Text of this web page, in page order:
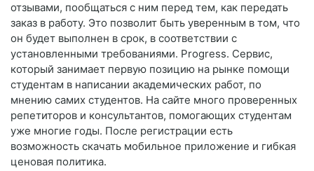
отзывами, пообщаться с ним перед тем, как передать
заказ в работу. Это позволит быть уверенным в том, что
он будет выполнен в срок, в соответствии с
установленными требованиями. Progress. Сервис,
который занимает первую позицию на рынке помощи
студентам в написании академических работ, по
мнению самих студентов. На сайте много проверенных
репетиторов и консультантов, помогающих студентам
уже многие годы. После регистрации есть
возможность скачать мобильное приложение и гибкая
ценовая политика.